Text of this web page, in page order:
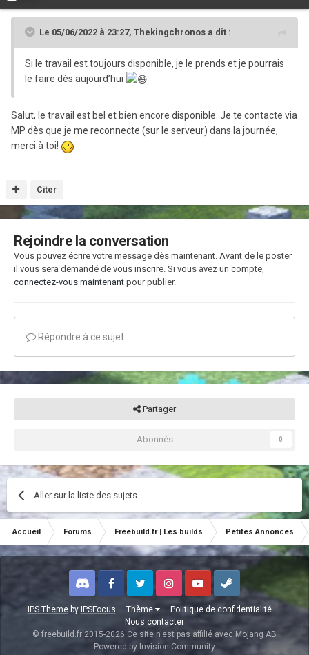
Le 05/06/2022 à 23:27, Thekingchronos a dit :
Si le travail est toujours disponible, je le prends et je pourrais
le faire dès aujourd’hui
Salut, le travail est bel et bien encore disponible. Je te contacte via
MP dès que je me reconnecte (sur le serveur) dans la journée,
merci à toi!
Citer
Rejoindre la conversation
Vous pouvez écrire votre message dès maintenant. Avant de le poster
il vous sera demandé de vous inscrire. Si vous avez un compte,
connectez-vous maintenant pour publier.
Répondre à ce sujet…
Partager
Abonnés 0
Aller sur la liste des sujets
Accueil Forums Freebuild.fr | Les builds Petites Annonces
IPS Themeby IPSFocus Thème
Politique de confidentialité
Nous contacter
Discord FacebookTwitter InstagramYoutubeSteam
© freebuild.fr 2015-2026 Ce site n'est pas affilié avec Mojang AB
Powered by Invision Community